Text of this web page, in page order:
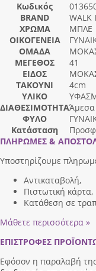
Κωδικός
BRAND
WALK
ΧΡΩΜΑ
ΜΠΛΕ
ΟΙΚΟΓΕΝΕΙΑ
ΟΜΑΔΑ
ΜΕΓΕΘΟΣ
41
ΕΙΔΟΣ
ΤΑΚΟΥΝΙ
4cm
ΥΛΙΚΟ
ΔΙΑΘΕΣΙΜΟΤΗΤΑΆμεσα
ΦΥΛΟ
Κατάσταση
ΠΛΗΡΩΜΕΣ &
Υποστηρίζουμε
Αντικαταβολή,
Πιστωτική κάρτα,
Κατάθεση σε
Μάθετε περισσότερα »
ΕΠΙΣΤΡΟΦΕΣ
Εφόσον η παραλαβή